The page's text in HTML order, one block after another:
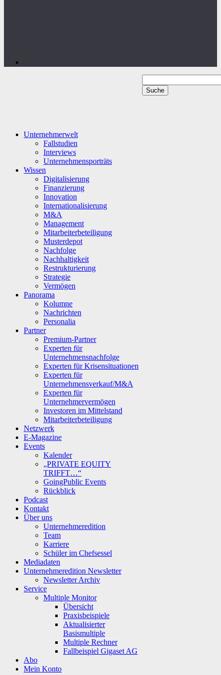
Unternehmerwelt
Fallstudien
Interviews
Unternehmensporträts
Wissen
Digitalisierung
Finanzierung
Innovation
Internationalisierung
M&A
Management
Mitarbeiterbeteiligung
Musterdepot
Nachfolge
Nachhaltigkeit
Restrukturierung
Strategie
Vermögen
Panorama
Kolumne
Nachrichten
Personalia
Partner
Premium-Partner
Experten für
Unternehmensnachfolge
Experten für Krisensituationen
Experten für
Unternehmensverkauf/M&A
Experten für
Unternehmervermögen
Investoren im Mittelstand
Mitarbeiterbeteiligung
Netzwerk
E-Magazine
Events
Kalender
„PRIVATE EQUITY
TRIFFT…“
GoingPublic Events
Rückblick
Podcast
Kontakt
Über uns
Unternehmeredition
Team
Karriere
Schüler im Chefsessel
Mediadaten
Unternehmeredition Newsletter
Newsletter Archiv
Service
Multiple Monitor
Übersicht
Praxisbeispiele
Aktualisierter
Basismultiple
Multiple Rechner
Fallbeispiel Gigaset AG
Abo
Mein Konto